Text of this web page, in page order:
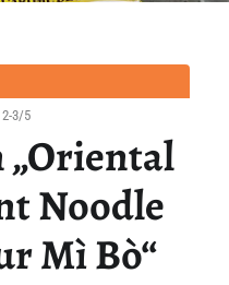
„Oriental
Noodle
Mì Bò“
2-3/5